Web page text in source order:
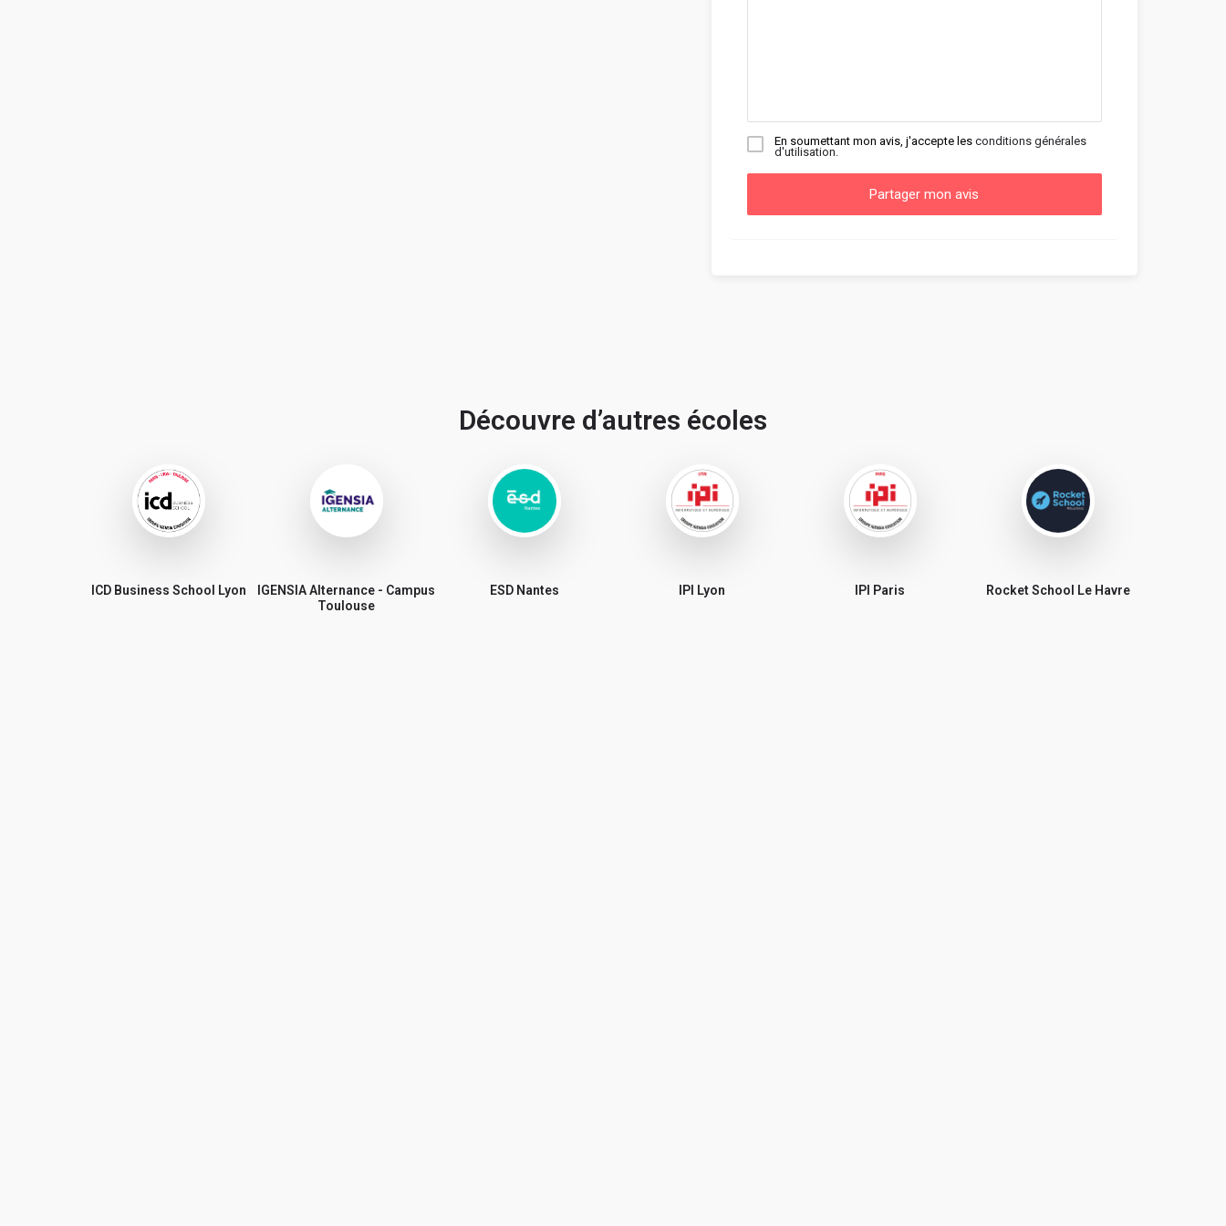
En soumettant mon avis, j'accepte les conditions générales
d'utilisation.
Partager mon avis
Découvre d’autres écoles
ICD Business School Lyon
IGENSIA Alternance - Campus
Toulouse
ESD Nantes IPI Lyon IPI Paris Rocket School Le Havre